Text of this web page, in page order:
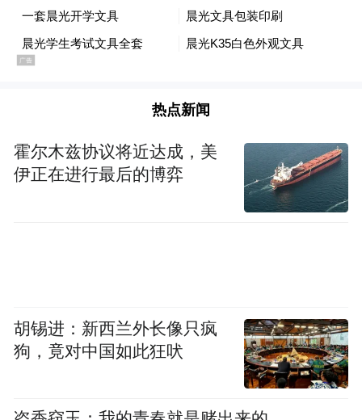
热点新闻
霍尔木兹协议将近达成，美
伊正在进行最后的博弈
胡锡进：新西兰外长像只疯
狗，竟对中国如此狂吠